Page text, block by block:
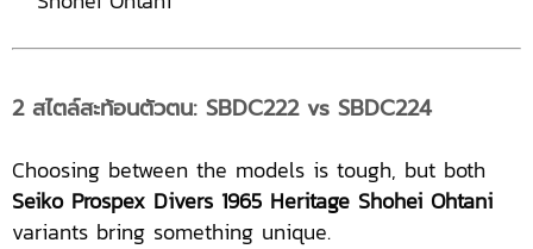
2 สไตล์สะท้อนตัวตน: SBDC222 vs SBDC224
Choosing between the models is tough, but both
Seiko Prospex Divers 1965 Heritage Shohei Ohtani
variants bring something unique.